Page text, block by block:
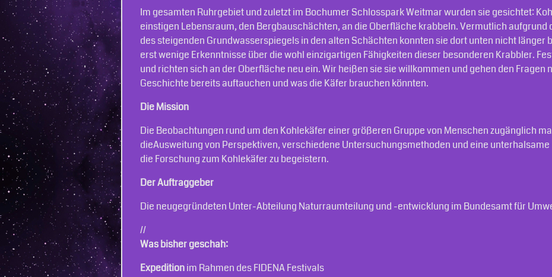
Im gesamten Ruhrgebiet und zuletzt im Bochumer Schlosspark Weitmar wurden sie gesichtet:
einstigen Lebensraum, den Berg­bauschächten, an die Oberfläche krabbeln. Vermutlich aufgrund
des steigenden Grundwas­serspiegels in den alten Schächten konnten sie dort unten nicht länger
erst wenige Erkenntnisse über die wohl einzigartigen Fähigkeiten dieser besonderen Krabbler.
und richten sich an der Oberfläche neu ein. Wir heißen sie sie willkom­men und gehen den Fragen
Geschichte bereits auftauchen und was die Käfer brauchen könnten.
Die Mission
Die Beobachtungen rund um den Kohlekäfer einer größeren Gruppe von Menschen zugänglich
dieAusweitung von Perspektiven, verschiedene Untersuchungsmethoden und eine unterhalsame
die Forschung zum Kohlekäfer zu begeistern.
Der Auftraggeber
Die neugegründeten Unter-Abteilung Naturraumteilung und -entwicklung im Bundesamt für
//
Was bisher geschah:
Expeditionim Rahmen des FIDENA Festivals